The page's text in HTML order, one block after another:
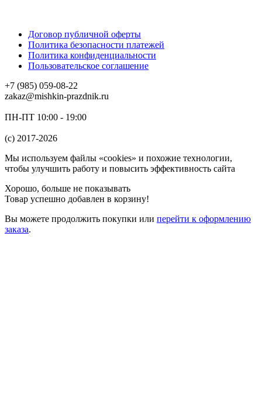
Договор публичной оферты
Политика безопасности платежей
Политика конфиденциальности
Пользовательское соглашение
+7 (985) 059-08-22
zakaz@mishkin-prazdnik.ru
ПН-ПТ 10:00 - 19:00
(c) 2017-2026
Мы используем файлы «cookies» и похожие технологии,
чтобы улучшить работу и повысить эффективность сайта
Хорошо, больше не показывать
Товар успешно добавлен в корзину!
Вы можете продолжить покупки или перейти к оформлению
заказа.